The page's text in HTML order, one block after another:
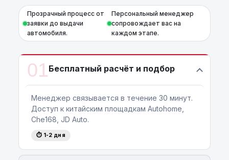
Прозрачный процесс от
заявки до выдачи
автомобиля.
Персональный менеджер
сопровождает вас на
каждом этапе.
01Бесплатный расчёт и подбор
Менеджер связывается в течение 30 минут.
Доступ к китайским площадкам Autohome,
Che168, JD Auto.
⏱ 1-2 дня